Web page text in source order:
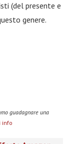
(del presente e
genere.
guadagnare una
info